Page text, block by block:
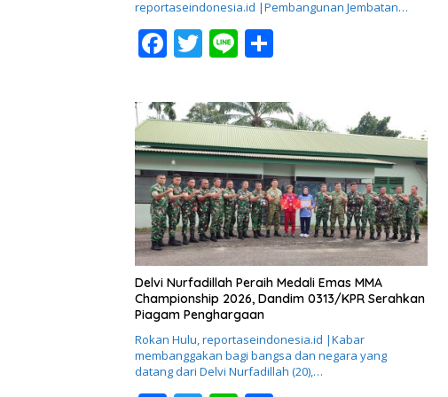
reportaseindonesia.id |Pembangunan Jembatan…
F
e
b
o
o
k
T
itt
er
Li
e ar
e
Delvi Nurfadillah Peraih Medali Emas MMA
Championship 2026, Dandim 0313/KPR Serahkan
Piagam Penghargaan
Rokan Hulu, reportaseindonesia.id |Kabar
membanggakan bagi bangsa dan negara yang
datang dari Delvi Nurfadillah (20),…